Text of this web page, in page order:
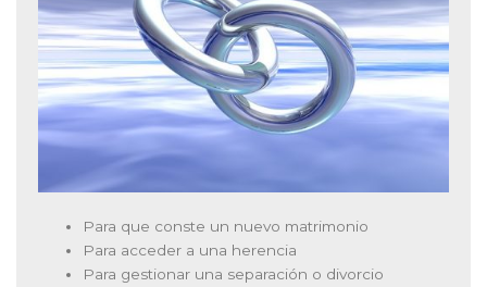
Para que conste un nuevo matrimonio
Para acceder a una herencia
Para gestionar una separación o divorcio